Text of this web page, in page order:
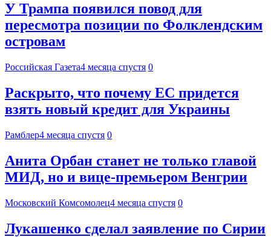
У Трампа появился повод для
пересмотра позиции по Фолклендским
островам
Российская Газета4 месяца спустя 0
Раскрыто, что почему ЕС придется
взять новый кредит для Украины
Рамблер4 месяца спустя 0
Анита Орбан станет не только главой
МИД, но и вице-премьером Венгрии
Московский Комсомолец4 месяца спустя 0
Лукашенко сделал заявление по Сирии